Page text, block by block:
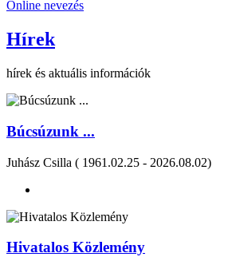
Online nevezés
Hírek
hírek és aktuális információk
Búcsúzunk ...
Juhász Csilla ( 1961.02.25 - 2026.08.02)
Hivatalos Közlemény